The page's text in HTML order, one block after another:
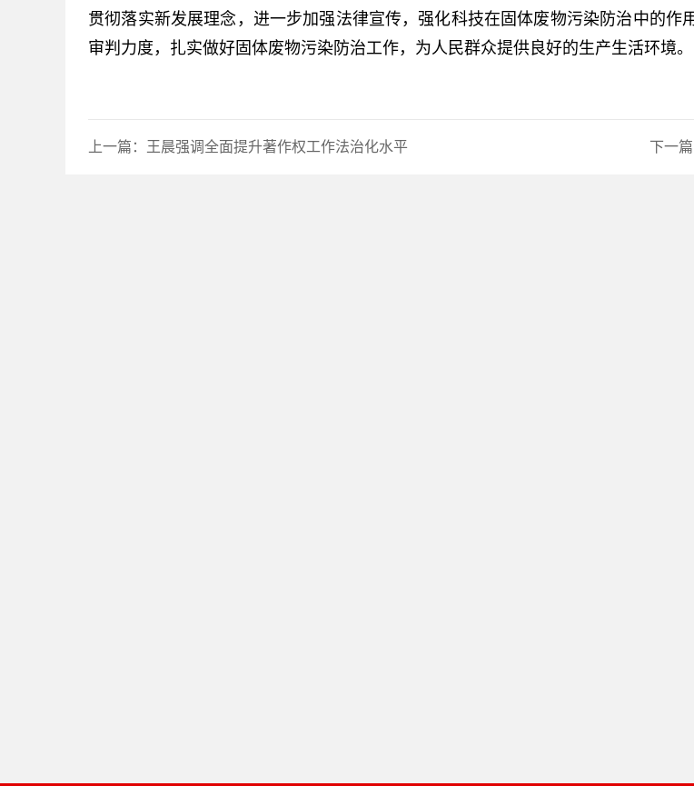
贯彻落实新发展理念，进一步加强法律宣传，强化科技在固体废物污染防治中的作
审判力度，扎实做好固体废物污染防治工作，为人民群众提供良好的生产生活环境。
上一篇： 王晨强调全面提升著作权工作法治化水平 下一篇